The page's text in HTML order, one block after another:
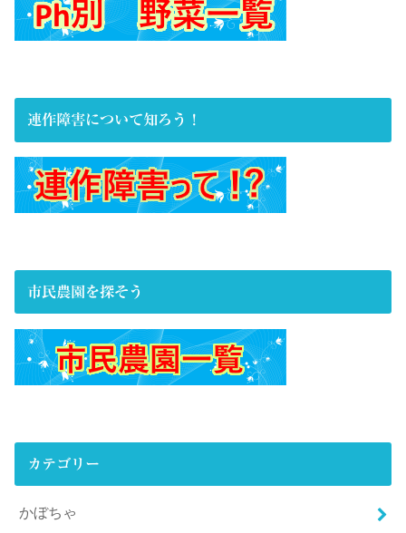
連作障害について知ろう！
市民農園を探そう
カテゴリー
かぼちゃ